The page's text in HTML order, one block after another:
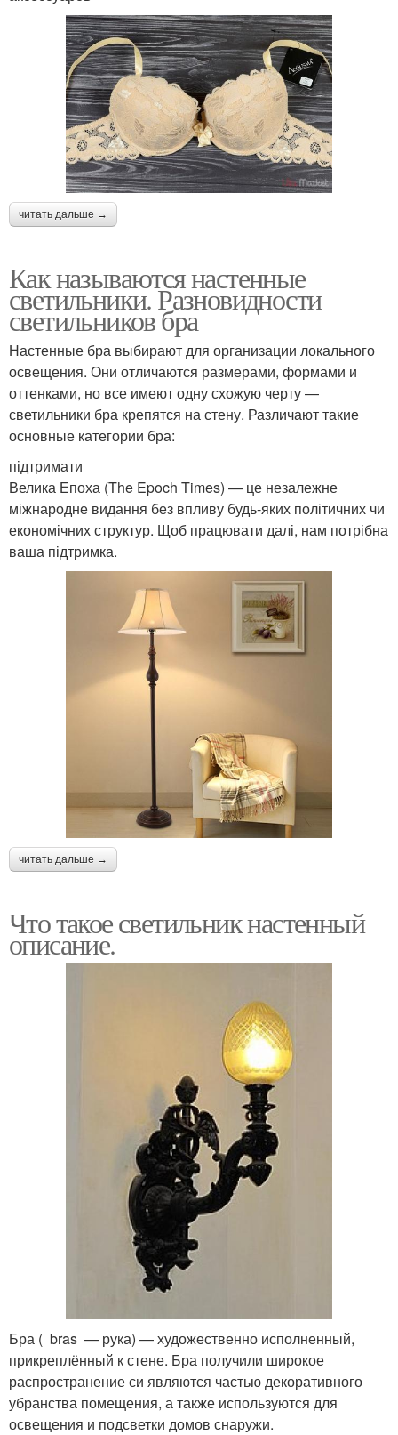
читать дальше →
Как называются настенные
светильники. Разновидности
светильников бра
Настенные бра выбирают для организации локального
освещения. Они отличаются размерами, формами и
оттенками, но все имеют одну схожую черту —
светильники бра крепятся на стену. Различают такие
основные категории бра:
підтримати
Велика Епоха (The Epoch Times) — це незалежне
міжнародне видання без впливу будь-яких політичних чи
економічних структур. Щоб працювати далі, нам потрібна
ваша підтримка.
читать дальше →
Что такое светильник настенный
описание.
Бра ( bras — рука) — художественно исполненный,
прикреплённый к стене. Бра получили широкое
распространение си являются частью декоративного
убранства помещения, а также используются для
освещения и подсветки домов снаружи.